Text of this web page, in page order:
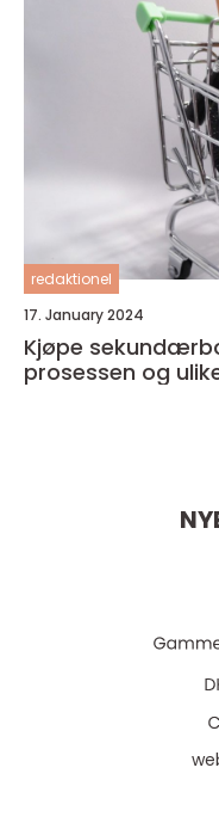
redaktionel
17. January 2024
Kjøpe
prosessen og